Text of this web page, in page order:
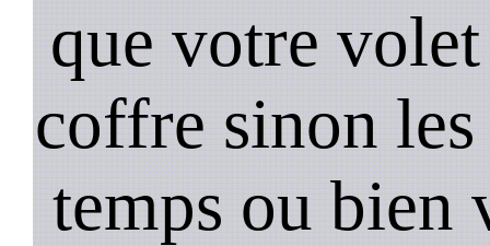
que votre
coffre sinon les
temps ou bien